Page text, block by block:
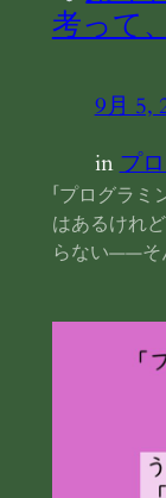
考って
9月 5,
inプ
「プログラ
はあるけれ
らない——